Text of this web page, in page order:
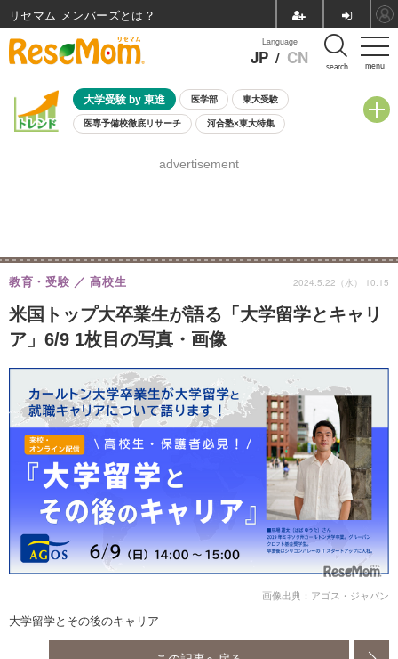
menu
Language
JP / CN search
大学受験 by 東進 医学部 東大受験
医専予備校徹底リサーチ 河合塾×東大特集
8月開催学校説明会・相談会
advertisement
米国トップ大卒業生が語る「大学留学とキャリ
ア」6/9 1枚目の写真・画像
教育・受験 高校生 2024.5.22（水） 10:15
画像出典：アゴス・ジャパン
大学留学とその後のキャリア
リセマム メンバーズ